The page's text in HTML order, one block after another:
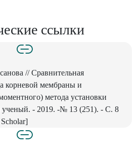
ссылки
// Сравнительная
корневой мембраны и
метода установки
- 2019. -№ 13 (251). - С. 8